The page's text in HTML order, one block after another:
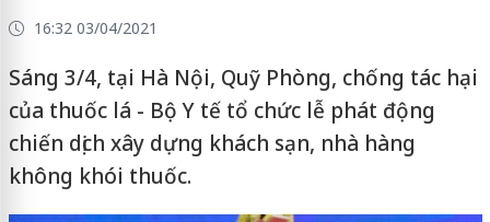
16:32 03/04/2021
Sáng 3/4, tại Hà Nội, Quỹ Phòng, chống tác hại
của thuốc lá - Bộ Y tế tổ chức lễ phát động
chiến dịch xây dựng khách sạn, nhà hàng
không khói thuốc.